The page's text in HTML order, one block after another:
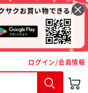
ログイン/会員情報